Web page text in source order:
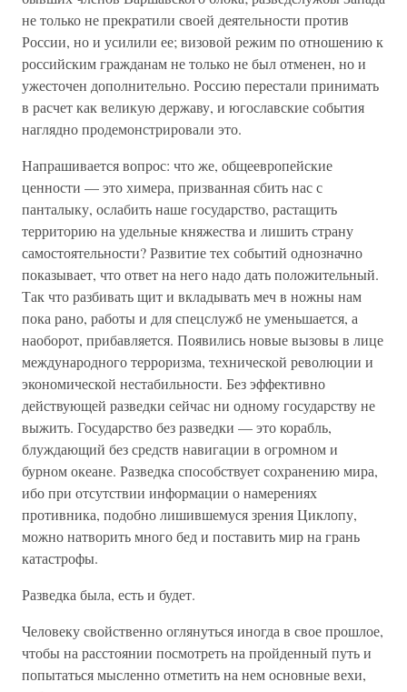
не только не прекратили своей деятельности против
России, но и усилили ее; визовой режим по отношению к
российским гражданам не только не был отменен, но и
ужесточен дополнительно. Россию перестали принимать
в расчет как великую державу, и югославские события
наглядно продемонстрировали это.
Напрашивается вопрос: что же, общеевропейские
ценности — это химера, призванная сбить нас с
панталыку, ослабить наше государство, растащить
территорию на удельные княжества и лишить страну
самостоятельности? Развитие тех событий однозначно
показывает, что ответ на него надо дать положительный.
Так что разбивать щит и вкладывать меч в ножны нам
пока рано, работы и для спецслужб не уменьшается, а
наоборот, прибавляется. Появились новые вызовы в лице
международного терроризма, технической революции и
экономической нестабильности. Без эффективно
действующей разведки сейчас ни одному государству не
выжить. Государство без разведки — это корабль,
блуждающий без средств навигации в огромном и
бурном океане. Разведка способствует сохранению мира,
ибо при отсутствии информации о намерениях
противника, подобно лишившемуся зрения Циклопу,
можно натворить много бед и поставить мир на грань
катастрофы.
Разведка была, есть и будет.
Человеку свойственно оглянуться иногда в свое прошлое,
чтобы на расстоянии посмотреть на пройденный путь и
попытаться мысленно отметить на нем основные вехи,